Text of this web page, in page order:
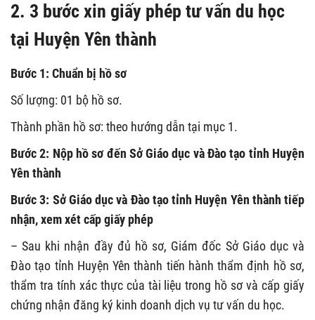
2. 3 bước xin giấy phép tư vấn du học
tại Huyện Yên thành
Bước 1: Chuẩn bị hồ sơ
Số lượng: 01 bộ hồ sơ.
Thành phần hồ sơ: theo hướng dẫn tại mục 1.
Bước 2: Nộp hồ sơ đến Sở Giáo dục và Đào tạo tỉnh Huyện
Yên thành
Bước 3: Sở Giáo dục và Đào tạo tỉnh Huyện Yên thành tiếp
nhận, xem xét cấp giấy phép
– Sau khi nhận đầy đủ hồ sơ, Giám đốc Sở Giáo dục và
Đào tạo tỉnh Huyện Yên thành tiến hành thẩm định hồ sơ,
thẩm tra tính xác thực của tài liệu trong hồ sơ và cấp giấy
chứng nhận đăng ký kinh doanh dịch vụ tư vấn du học.